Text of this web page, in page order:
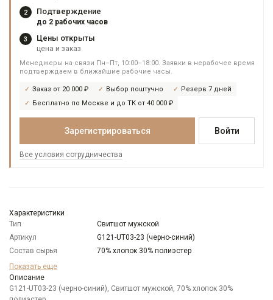
2 Подтверждение
до 2 рабочих часов
3 Цены открыты
цена и заказ
Менеджеры на связи Пн–Пт, 10:00–18:00. Заявки в нерабочее время
подтверждаем в ближайшие рабочие часы.
Заказ от 20 000 ₽ Выбор поштучно
Резерв 7 дней
Бесплатно по Москве и до ТК от 40 000 ₽
Зарегистрироваться Войти
Все условия сотрудничества
Характеристики
Тип
Свитшот мужской
Артикул
G121-UT03-23 (черно-синий)
Состав сырья
70% хлопок 30% полиэстер
Бренд
Модель
Цвет
Синий
Показать еще
Описание
G121-UT03-23 (черно-синий), Свитшот мужской, 70% хлопок 30%